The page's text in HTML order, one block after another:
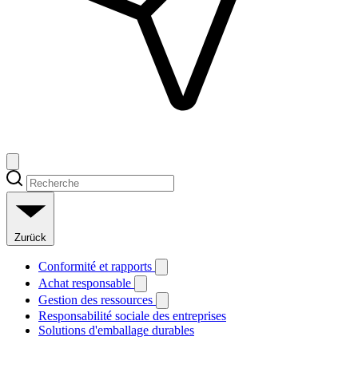
Zurück
Conformité et rapports
Achat responsable
Gestion des ressources
Responsabilité sociale des entreprises
Solutions d'emballage durables